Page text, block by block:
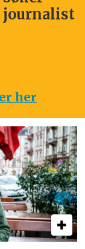
journalist
her